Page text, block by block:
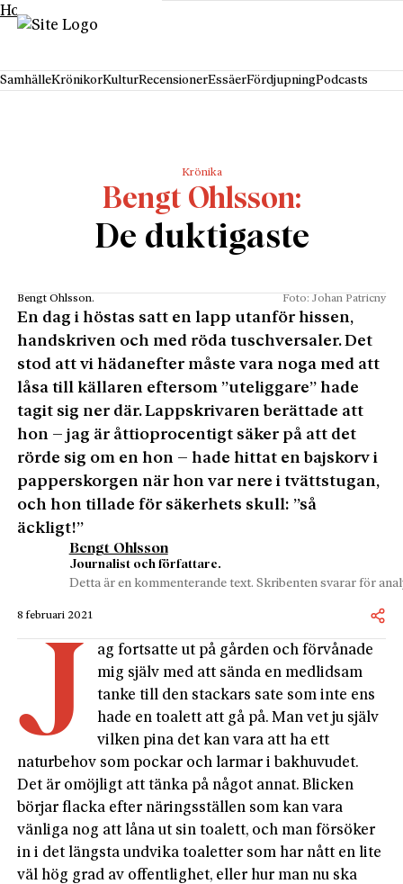
Hoppa till innehåll
SamhälleKrönikorKulturRecensionerEssäerFördjupningPodcasts
Krönika
Bengt Ohlsson
De duktigaste
Bengt Ohlsson. Foto: Johan Patricny
En dag i höstas satt en lapp utanför hissen,
handskriven och med röda tuschversaler. Det
stod att vi hädanefter måste vara noga med att
låsa till källaren eftersom ”uteliggare” hade
tagit sig ner där. Lappskrivaren berättade att
hon – jag är åttioprocentigt säker på att det
rörde sig om en hon – hade hittat en bajs­korv i
papperskorgen när hon var nere i tvättstugan,
och hon tillade för säkerhets skull: ”så
äckligt!”
Bengt Ohlsson
Journalist och författare.
Detta är en kommenterande text. Skribenten svarar för
8 februari 2021
J
ag fortsatte ut på gården och förvånade
mig själv med att sända en medlidsam
tanke till den stackars sate som inte ens
hade en toalett att gå på. Man vet ju själv
vilken pina det kan vara att ha ett
naturbehov som pockar och larmar i bakhuvudet.
Det är omöjligt att tänka på något annat. Blicken
börjar flacka efter näringsställen som kan vara
vänliga nog att låna ut sin toalett, och man försöker
in i det längsta undvika toaletter som har nått en lite
väl hög grad av offentlighet, eller hur man nu ska